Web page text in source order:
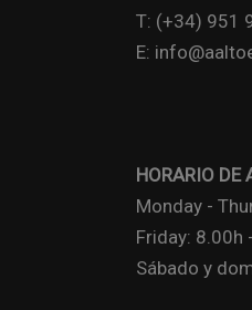
T: (+34) 951
E:
HORARIO DE
Monday -
Friday: 8.00h
Sábado y